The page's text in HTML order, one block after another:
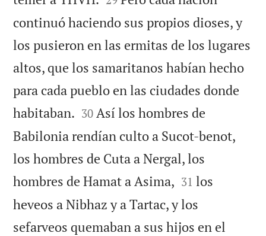
continuó haciendo sus propios dioses, y
los pusieron en las ermitas de los lugares
altos, que los samaritanos habían hecho
para cada pueblo en las ciudades donde
habitaban. 

30 Así los hombres de
Babilonia rendían culto a Sucot-benot,
los hombres de Cuta a Nergal, los
hombres de Hamat a Asima, 

31 los
heveos a Nibhaz y a Tartac, y los
sefarveos quemaban a sus hijos en el